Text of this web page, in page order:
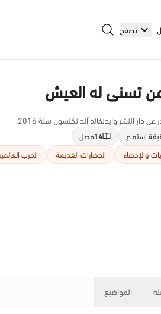
تصفح
تسنى له العيش
دار النشر وايدنفالد آند نكلسون سنة 2016.
استماع 14فصل
والإحصاء الحضارات القديمة الحرب
المواضيع